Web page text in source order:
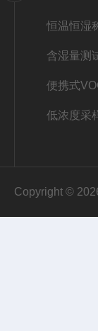
恒温恒湿
含湿量测
便携式
低浓度采
Copyright ©